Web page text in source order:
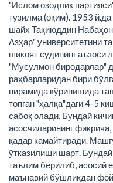
"Ислом озодлик
тузилма (оқим). 1953
шайх Тақиюддин
Азҳар" университетини
шикоят судининг аъзоси
"Мусулмон биродарлар"
раҳбарларидан бири
пирамида кўринишида
топган "ҳалқа"даги 4-5
сабоқ олади. Бундай
асосчиларининг
қадар камайтиради.
ўтказилиши шарт.
таълим берилиб, асосий
маънавий бўшлиқдан